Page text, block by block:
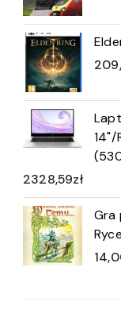
14"/
2328,59zł
Gra